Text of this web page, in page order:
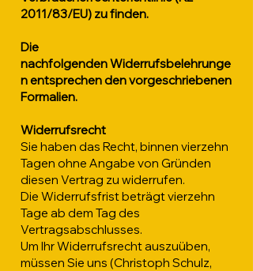
2011/83/EU) zu finden.
Die
nachfolgendenWiderrufsbelehrunge
n entsprechen den vorgeschriebenen
Formalien.
Widerrufsrecht
Sie haben das Recht, binnen vierzehn
Tagen ohne Angabe von Gründen
diesen Vertrag zu widerrufen.
Die Widerrufsfrist beträgt vierzehn
Tage ab dem Tag des
Vertragsabschlusses.
Um Ihr Widerrufsrecht auszuüben,
müssen Sie uns (Christoph Schulz,